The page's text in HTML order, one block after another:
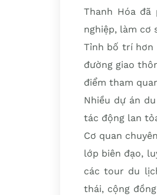
Thanh Hóa
nghiệp, làm cơ
Tỉnh bố trí hơn
đường giao
điểm tham
Nhiều dự án
tác động lan
Cơ quan
lớp biên đạo,
các tour du
thái, cộng